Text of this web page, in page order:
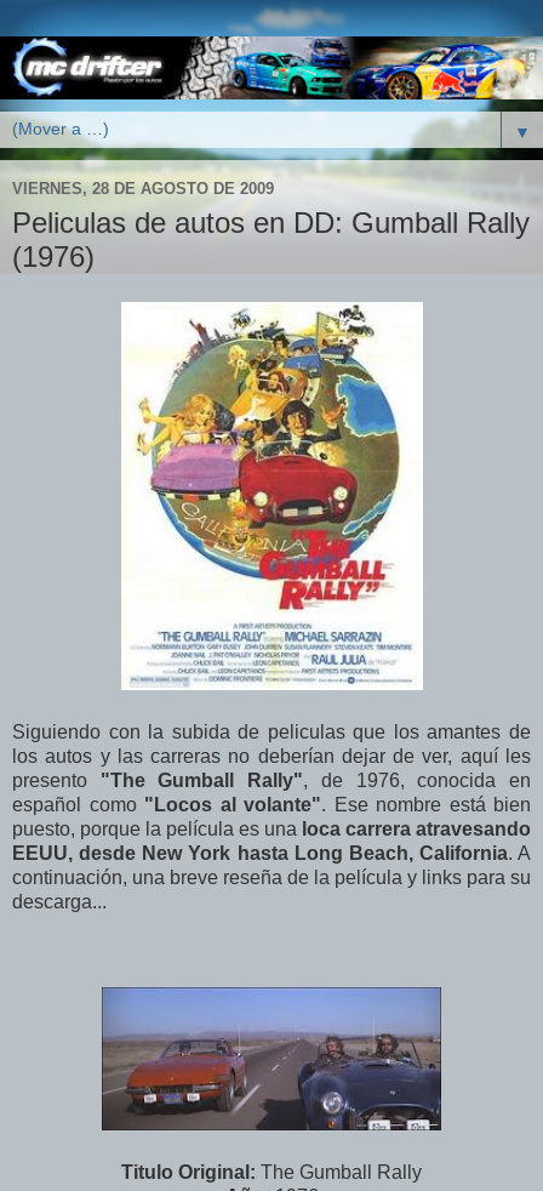
▼
VIERNES, 28 DE AGOSTO DE 2009
Peliculas de autos en DD: Gumball Rally
(1976)
Siguiendo con la subida de peliculas que los amantes de
los autos y las carreras no deberían dejar de ver, aquí les
presento "The Gumball Rally", de 1976, conocida en
español como "Locos al volante". Ese nombre está bien
puesto, porque la película es una loca carrera atravesando
EEUU, desde New York hasta Long Beach, California. A
continuación, una breve reseña de la película y links para su
descarga...
Titulo Original: The Gumball Rally